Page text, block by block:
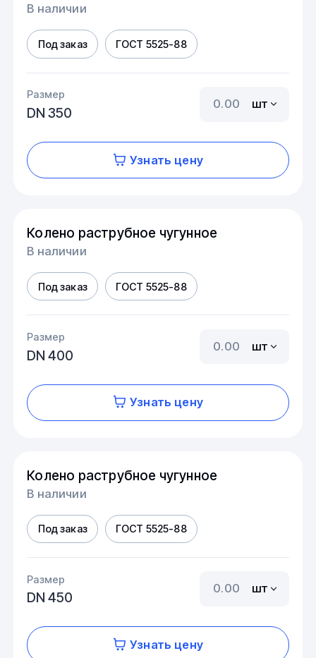
В наличии
Под заказ ГОСТ 5525-88
Размер
DN 350
шт
Узнать цену
Колено раструбное чугунное
В наличии
Под заказ ГОСТ 5525-88
Размер
DN 400
шт
Узнать цену
Колено раструбное чугунное
В наличии
Под заказ ГОСТ 5525-88
Размер
DN 450
шт
Узнать цену